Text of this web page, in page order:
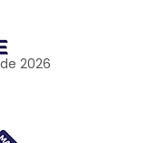
de 2026